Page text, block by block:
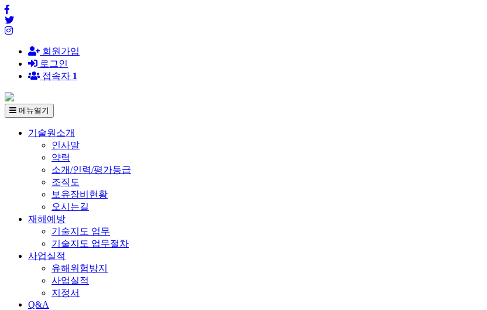
회원가입
로그인
접속자 1
메뉴열기
기술원소개
인사말
약력
소개/인력/평가등급
조직도
보유장비현황
오시는길
재해예방
기술지도 업무
기술지도 업무절차
사업실적
유해위험방지
사업실적
지정서
Q&A